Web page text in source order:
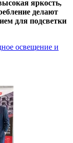
яркость,
делают
для подсветки
освещение и